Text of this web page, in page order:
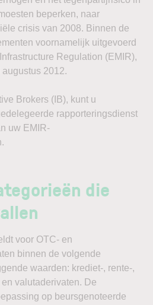
beperken, naar
crisis van 2008. Binnen de
voornamelijk uitgevoerd
Regulation (EMIR),
2012.
Brokers (IB), kunt u
rapporteringsdienst
uw EMIR-
die
voor OTC- en
binnen de volgende
waarden: krediet-, rente-,
valutaderivaten. De
op beursgenoteerde